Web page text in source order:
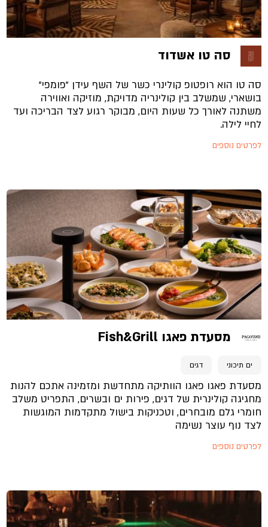
סה טו אשדוד
סה טו הוא רופטופ קולינרי כשר של השף עידן "פומפי"
בושארי, שמשלב בין קולינריה מדויקת, מוזיקה ואווירה
משתנה לאורך כל שעות היום, מבוקר רגוע לצד הבריכה ועד
לחיי לילה.
לפרטים נוספים
מסעדת פאגו Fish&Grill
ים תיכוני דגים
מסעדת פאגו פאגו הוותיקה מתחדשת ומזמינה אתכם להנות
מחגיגה קולינרית של דגים, פירות ים ובשרים, התפריט משלב
חומרי גלם מובחרים, וטכניקות בישול מתקדמות המוגשות
לצד נוף עוצר נשימה
לפרטים נוספים